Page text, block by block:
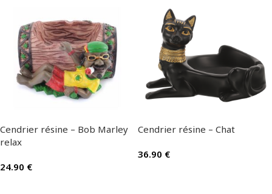
Cendrier résine – Bob Marley
relax
24.90 €
Cendrier résine – Chat
36.90 €